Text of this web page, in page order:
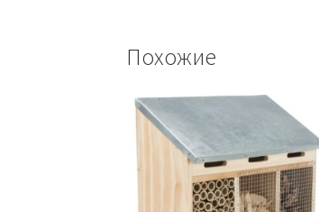
Похожие